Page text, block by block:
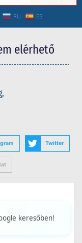
RU ES
elérhető
,
Twitter
keresőben!